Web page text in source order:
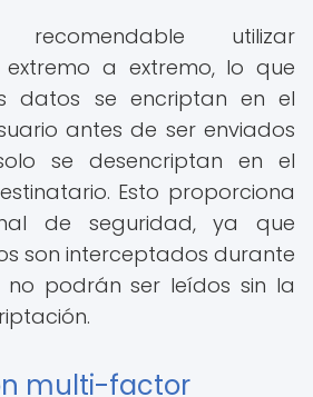
utilizar
a extremo, lo que
datos se encriptan en el
antes de ser enviados
se desencriptan en el
Esto proporciona
de seguridad, ya que
son interceptados durante
no podrán ser leídos sin la
multi-factor